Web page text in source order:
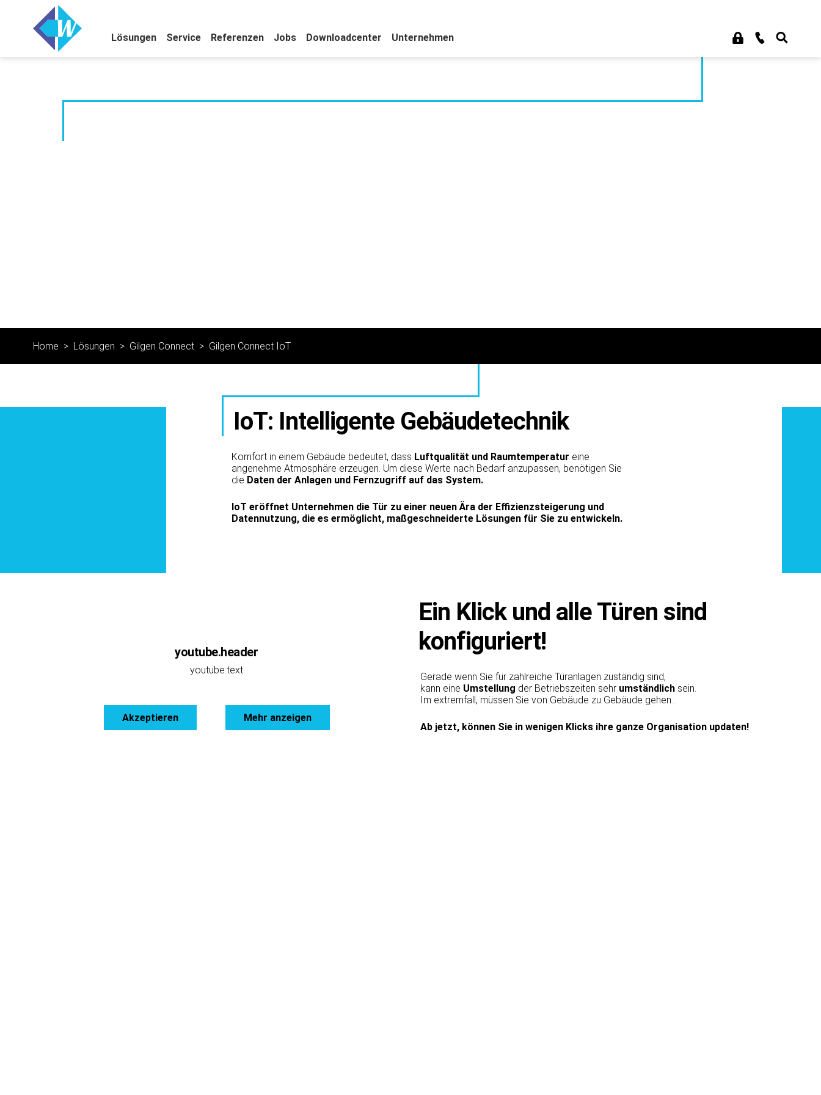
Lösungen Service Referenzen Jobs Downloadcenter Unternehmen
Home Lösungen Gilgen Connect Gilgen Connect IoT
IoT: Intelligente Gebäudetechnik
Komfort in einem Gebäude bedeutet, dass Luftqualität und Raumtemperatur eine
angenehme Atmosphäre erzeugen. Um diese Werte nach Bedarf anzupassen, benötigen Sie
die Daten der Anlagen und Fernzugriff auf das System.
IoT eröffnet Unternehmen die Tür zu einer neuen Ära der Effizienzsteigerung und
Datennutzung, die es ermöglicht, maßgeschneiderte Lösungen für Sie zu entwickeln.
youtube.header
youtube.text
Akzeptieren Mehr anzeigen
Ein Klick und alle Türen sind
konfiguriert!
Gerade wenn Sie für zahlreiche Türanlagen zuständig sind,
kann eine Umstellung der Betriebszeiten sehr umständlich sein.
Im extremfall, müssen Sie von Gebäude zu Gebäude gehen...
Ab jetzt, können Sie in wenigen Klicks ihre ganze Organisation updaten!